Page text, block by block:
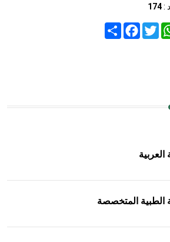
:
174
Share
FacebookTwitter
الطبية المتخصصة